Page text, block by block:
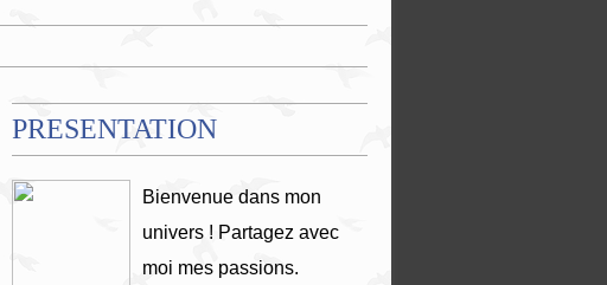
PRESENTATION
Bienvenue dans mon
univers ! Partagez avec
moi mes passions.